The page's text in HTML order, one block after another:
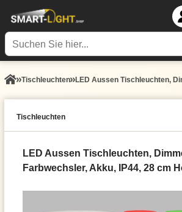
Tisch­leuchten LED Aussen Tischleuchten,
Tisch­leuchten
LED Aussen Tischleuchten,
Farbwechsler, Akku, IP44, 28 cm